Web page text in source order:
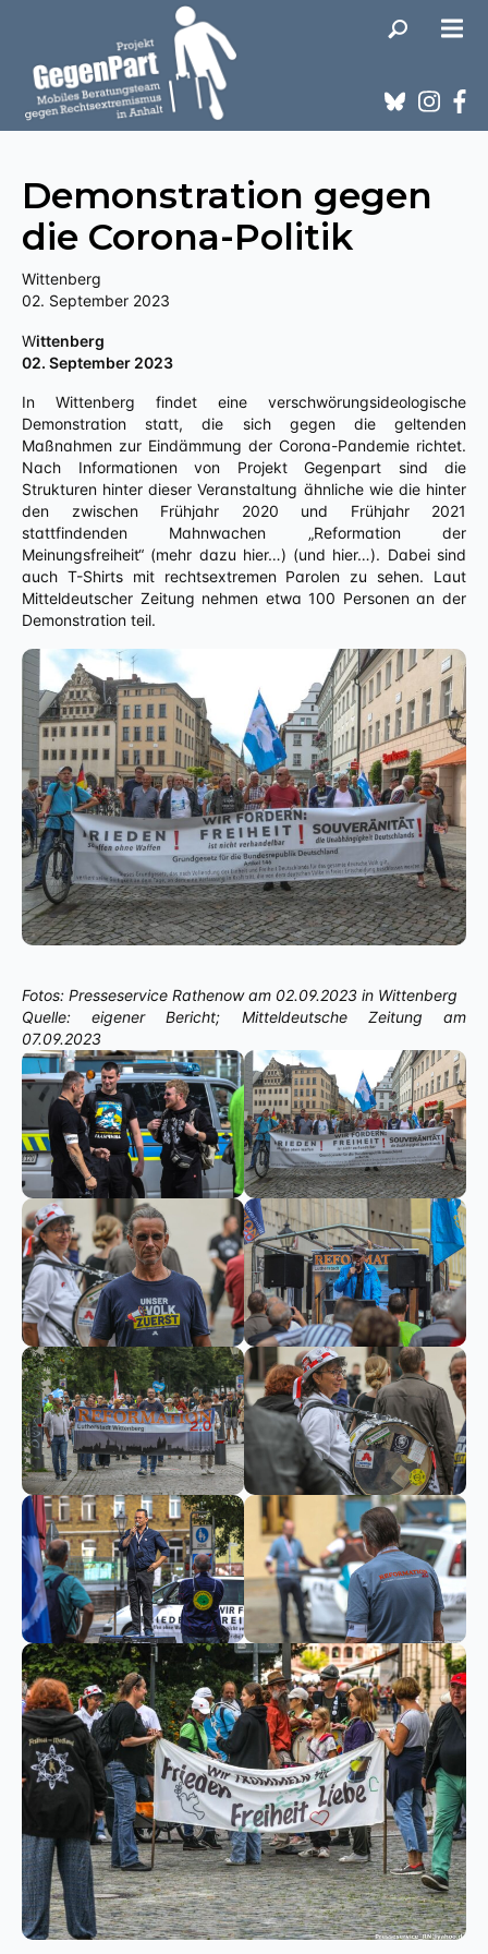
Demonstration gegen
die Corona-Politik
Wittenberg
02. September 2023
Wittenberg
02. September 2023
In Wittenberg findet eine verschwörungsideologische
Demonstration statt, die sich gegen die geltenden
Maßnahmen zur Eindämmung der Corona-Pandemie richtet.
Nach Informationen von Projekt Gegenpart sind die
Strukturen hinter dieser Veranstaltung ähnliche wie die hinter
den zwischen Frühjahr 2020 und Frühjahr 2021
stattfindenden Mahnwachen „Reformation der
Meinungsfreiheit“ (mehr dazu hier…) (und hier…). Dabei sind
auch T-Shirts mit rechtsextremen Parolen zu sehen. Laut
Mitteldeutscher Zeitung nehmen etwa 100 Personen an der
Demonstration teil.
Fotos: Presseservice Rathenow am 02.09.2023 in Wittenberg
Quelle: eigener Bericht; Mitteldeutsche Zeitung am
07.09.2023